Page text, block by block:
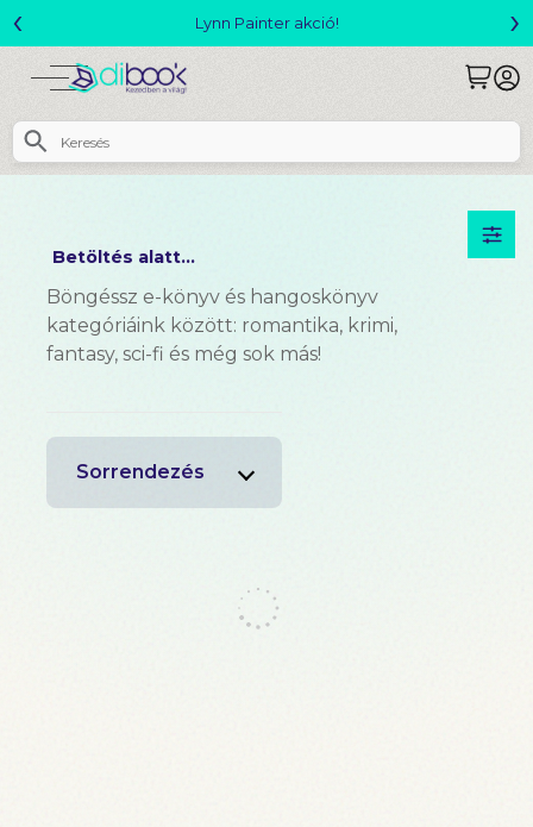
Lynn Painter akció!
‹ ›
Betöltés alatt...
Böngéssz e-könyv és hangoskönyv
kategóriáink között: romantika, krimi,
fantasy, sci-fi és még sok más!
Sorrendezés